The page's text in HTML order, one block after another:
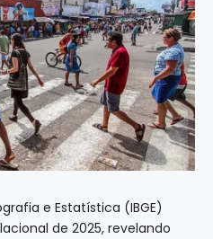
e Estatística (IBGE)
de 2025, revelando